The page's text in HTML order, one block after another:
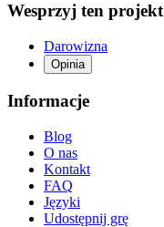
Wesprzyj ten projekt
Darowizna
Opinia
Informacje
Blog
O nas
Kontakt
FAQ
Języki
Udostępnij grę